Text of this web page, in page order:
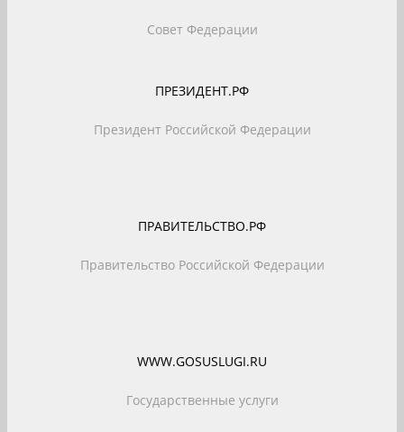
Совет Федерации
ПРЕЗИДЕНТ.РФ
Президент Российской Федерации
ПРАВИТЕЛЬСТВО.РФ
Правительство Российской Федерации
WWW.GOSUSLUGI.RU
Государственные услуги